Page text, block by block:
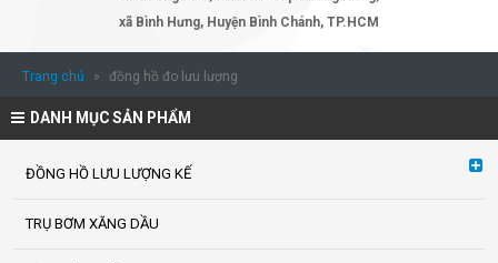
xã Bình Hưng, Huyện Bình Chánh, TP.HCM
Trang chủ » đồng hồ đo lưu lượng
DANH MỤC SẢN PHẨM
ĐỒNG HỒ LƯU LƯỢNG KẾ
TRỤ BƠM XĂNG DẦU